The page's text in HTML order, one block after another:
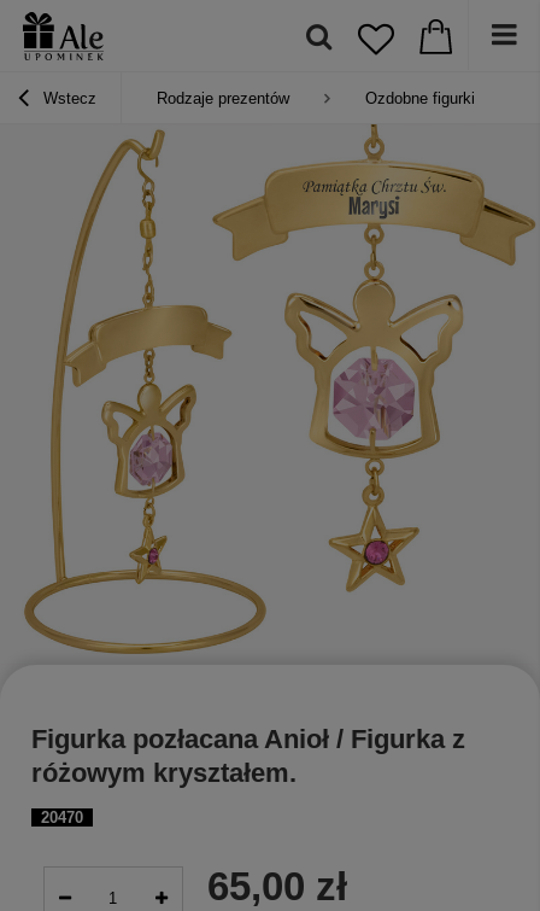
Wstecz Rodzaje prezentów Ozdobne figurki
20470
Figurka pozłacana Anioł / Figurka z
różowym kryształem.
65,00 zł